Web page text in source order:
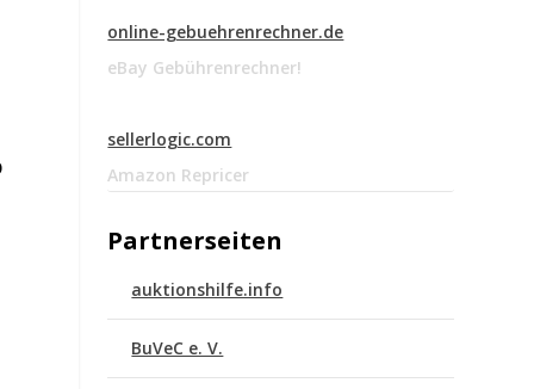
online-gebuehrenrechner.de
eBay Gebührenrechner!
sellerlogic.com
Amazon Repricer
Partnerseiten
auktionshilfe.info
BuVeC e. V.